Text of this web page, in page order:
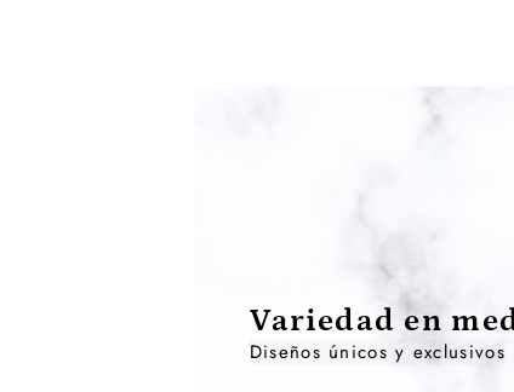
Variedad en
Diseños únicos y exclusivos